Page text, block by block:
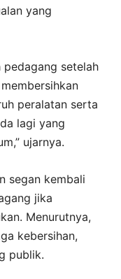
yang
pedagang setelah
peralatan serta
lagi yang
ujarnya.
segan kembali
jika
Menurutnya,
kebersihan,
publik.